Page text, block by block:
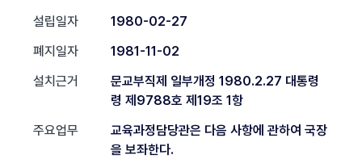
설립일자
1980-02-27
폐지일자
1981-11-02
설치근거
문교부직제 일부개정 1980.2.27 대통령
령 제9788호 제19조 1항
주요업무
교육과정담당관은 다음 사항에 관하여 국장
을 보좌한다.